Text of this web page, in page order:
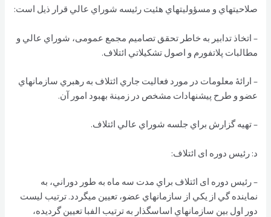
صلاحيتهاي و مسؤوليتهاي هئيت رئيسه شوراي عالي قرار ذيل است:
– اتخاذ تدابير به خاطر تحقق تصاميم مجمع عمومی، شوراي عالي و
مطالبات پلاتفورم و اصول تشكيلاتي ائتلاف.
– ارائۀ معلومات در مورد فعاليت جاري ائتلاف به رهبري سازمانهاي
عضو و طرح پيشنهادات مشخص در زمينة بهبود امور آن.
– تهيه گزارش براي جلسه شوراي عالي ائتلاف.
د: رئيس دوره ای ائتلاف:
– رئيس دوره ای ائتلاف براي مدت سه ماه به طور دوراني، به
نماينده گي از يكي از سازمانهاي عضو، تعيين ميگردد. ترتيب ليست
دور اول بين سازمانهاي اساسگذار به ترتيب الفبا تعيين گرديده،